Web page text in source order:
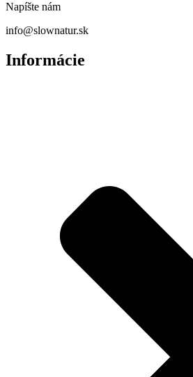
Napíšte nám
info@slownatur.sk
Informácie